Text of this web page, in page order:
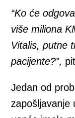
“Ko će
više miliona
Vitalis, putne
pacijente?”,
Jedan od
zapošljavanje